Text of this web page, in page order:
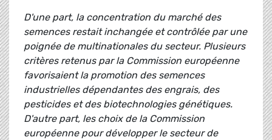
D'une part, la concentration du marché des
semences restait inchangée et contrôlée par une
poignée de multinationales du secteur. Plusieurs
critères retenus par la Commission européenne
favorisaient la promotion des semences
industrielles dépendantes des engrais, des
pesticides et des biotechnologies génétiques.
D'autre part, les choix de la Commission
européenne pour développer le secteur de